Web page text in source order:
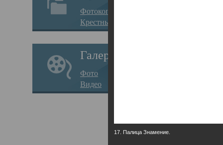
Фотокопии дел
Крестные ходы
Галерея
Фото
Видео
17. Палица Знамение.